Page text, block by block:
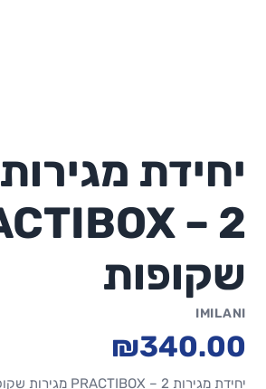
יחידת מגירות
שקופות
IMILANI
₪340.00
יחידת מגירות PRACTIBOX – 2 מגירות שקופות גדולות. מגירה: 285×219×337 מ"מ. מבנה ABS אפור.